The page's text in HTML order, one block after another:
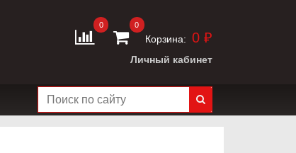
0 0
Корзина: 0 ₽
Личный кабинет